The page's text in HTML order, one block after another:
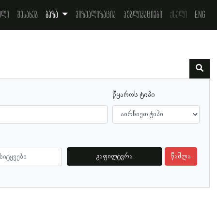
შესახებ ბაზა ვიზუალიზაცია პუბლიკაციები ქსელი Eng
წყაროს ტიპი
გაფილტვრა წაშლა